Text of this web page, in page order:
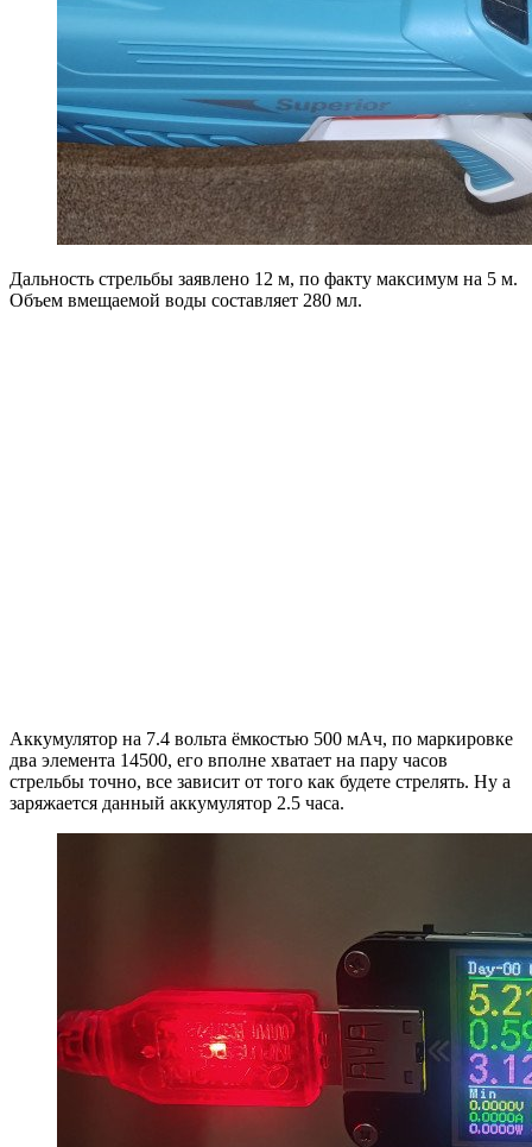
Дальность стрельбы заявлено 12 м, по факту максимум на 5 м.
Объем вмещаемой воды составляет 280 мл.
Аккумулятор на 7.4 вольта ёмкостью 500 мАч, по маркировке
два элемента 14500, его вполне хватает на пару часов
стрельбы точно, все зависит от того как будете стрелять. Ну а
заряжается данный аккумулятор 2.5 часа.